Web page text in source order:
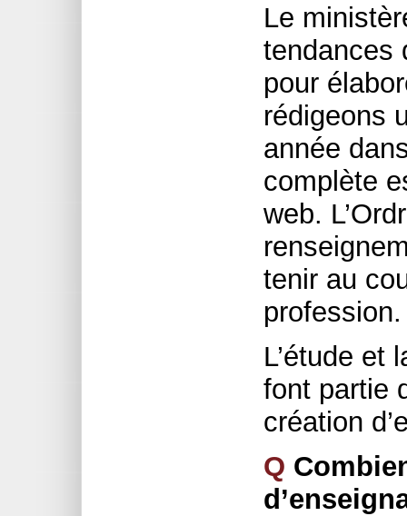
Le
tendances
pour
rédigeons
année
complète
web.
tenir au
profession.
L’étude et
font partie
création
Q